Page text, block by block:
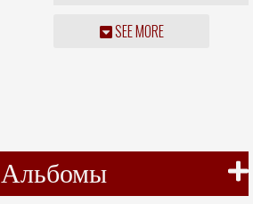
SEE MORE
Альбомы